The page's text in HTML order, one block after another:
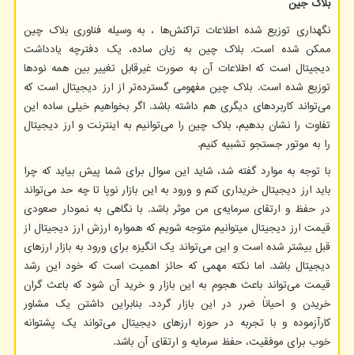
بلاک جین
نگهداری توزیع شده اطلاعات تراکنش‌ها ، به وسیله فناوری بلاک چین
ممکن شده است. بلاک چین به زبان ساده، یک دفترچه یادداشت
دیجیتال است که اطلاعات آن به صورت غیرقابل تغییر بین همه نودها
توزیع شده است. بلاک چین مفهومی گسترده‌تر از ارز دیجیتال است که
می‌تواند کاربردهای دیگری هم داشته باشد. اگر بخواهیم خیلی ساده این
تفاوت را نشان بدهیم، بلاک چین را می‌توانیم به اینترنت و ارز دیجیتال
را به موتور جستجو تشبیه کنیم.
با توجه به موارد گفته شد، شاید این سوال برای شما پیش بیاید که چرا
باید ارز دیجیتال خریداری کنم و ورود به این بازار نوپا تا چه حد می‌تواند
در حفظ و ارتقای سرمایه‌ی من موثر باشد. با نگاهی به نمودار صعودی
قیمت ارز دیجیتال میتوانیم متوجه شویم که همواره ارزش ارز دیجیتال از
قبل بیشتر شده است و این می‌تواند یک انگیزه برای ورود به بازار ارزهای
دیجیتال باشد. اما نکته مهمی ‌که حائز اهمیت است که خود این رشد
قیمت می‌تواند باعث هجوم به این بازار و خرید آن شود که باعث گران
خریدن و احیاناً ضرر در این بازار گردد. بنابراین داشتن یک مشاور
کارآزموده و با تجربه در حوزه ارزهای دیجیتال می‌تواند یک پشتوانه
خوب برای موفقیت، حفظ سرمایه و ارتقای آن باشد.